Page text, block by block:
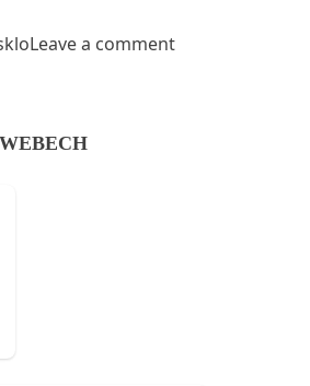
Leave a commenton Designové